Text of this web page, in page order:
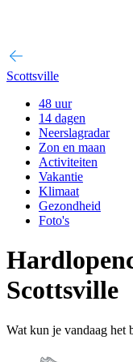
Scottsville
48 uur
14 dagen
Neerslagradar
Zon en maan
Activiteiten
Vakantie
Klimaat
Gezondheid
Foto's
Scottsville
Wat kun je vandaag het